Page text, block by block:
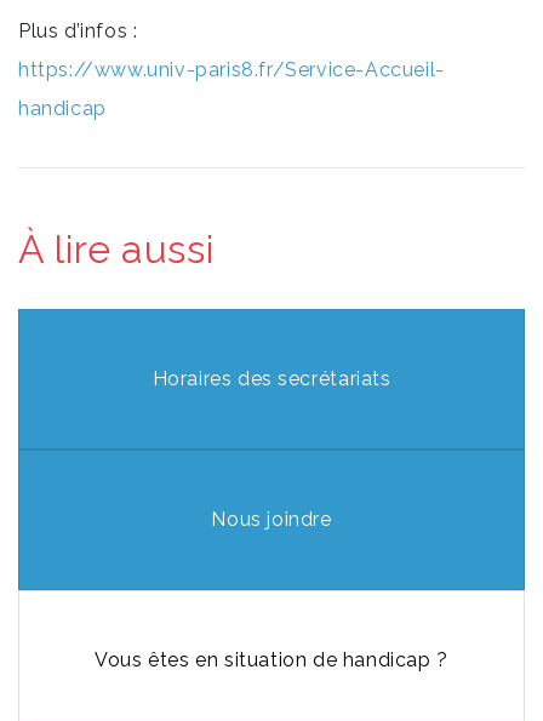
Plus d’infos :
https://www.univ-paris8.fr/Service-Accueil-
handicap
À lire aussi
Horaires des secrétariats
Nous joindre
Vous êtes en situation de handicap ?